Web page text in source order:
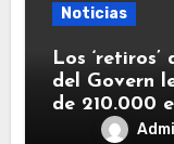
Noticias
Los
del Govern
de 210.000